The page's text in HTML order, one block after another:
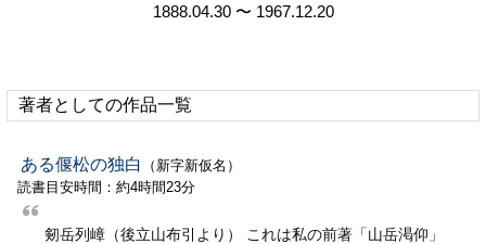
1888.04.30 〜 1967.12.20
著者としての作品一覧
ある偃松の独白
（新字新仮名）
読書目安時間：約4時間23分
剱岳列嶂（後立山布引より） これは私の前著「山岳渇仰」